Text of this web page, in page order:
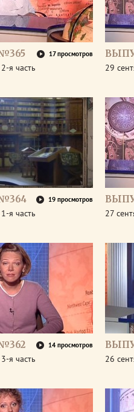
17 просмотров
я часть 29
19 просмотров
я часть 27
14 просмотров
я часть 26